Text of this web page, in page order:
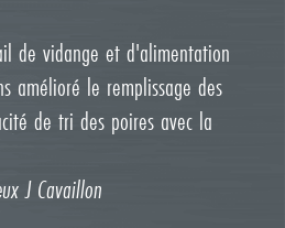
de vidange et d'alimentation
amélioré le remplissage des
de tri des poires avec la
J Cavaillon